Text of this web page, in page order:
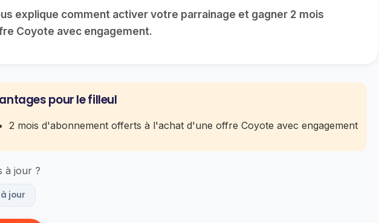
explique comment activer votre parrainage et gagner 2 mois
Coyote avec engagement.
pour le filleul
2 mois d'abonnement offerts à l'achat d'une offre Coyote avec engagement
à jour ?
jour